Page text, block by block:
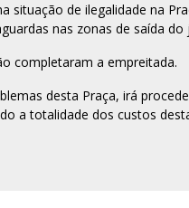
situação de ilegalidade na
nas zonas de saída do
completaram a empreitada.
desta Praça, irá
a totalidade dos custos